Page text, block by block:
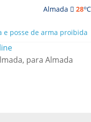
Almada 28oC
posse de arma proibida
necessários
detectam
um problema de má
para Almada